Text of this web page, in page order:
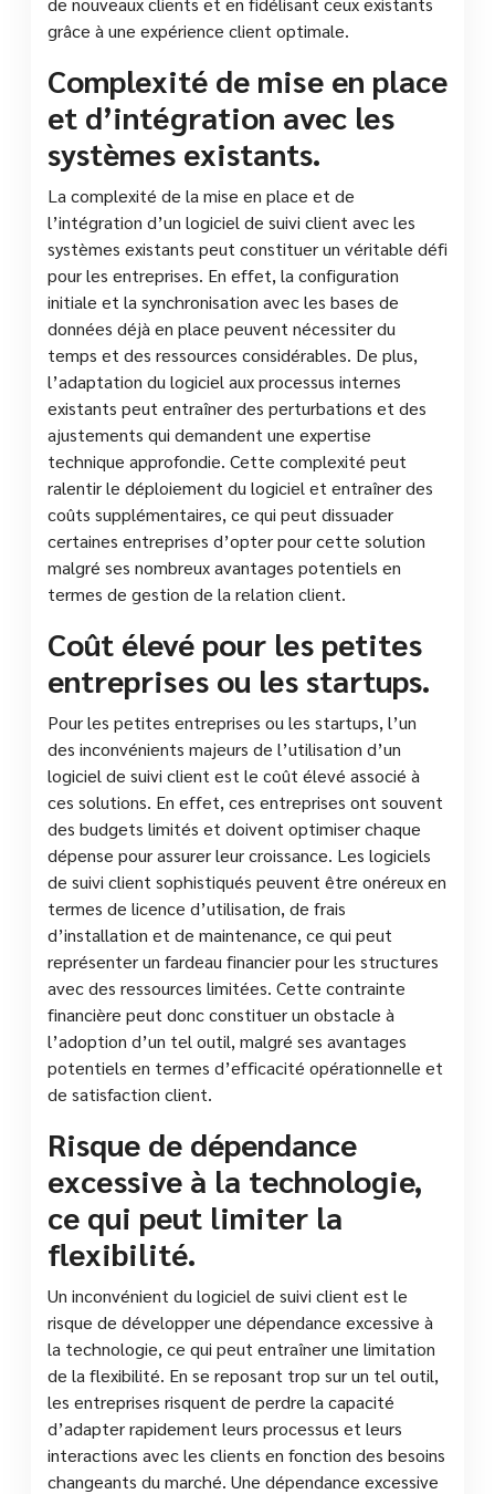
grâce à une expérience client optimale.
Complexité de mise en place
et d’intégration avec les
systèmes existants.
La complexité de la mise en place et de
l’intégration d’un logiciel de suivi client avec les
systèmes existants peut constituer un véritable défi
pour les entreprises. En effet, la configuration
initiale et la synchronisation avec les bases de
données déjà en place peuvent nécessiter du
temps et des ressources considérables. De plus,
l’adaptation du logiciel aux processus internes
existants peut entraîner des perturbations et des
ajustements qui demandent une expertise
technique approfondie. Cette complexité peut
ralentir le déploiement du logiciel et entraîner des
coûts supplémentaires, ce qui peut dissuader
certaines entreprises d’opter pour cette solution
malgré ses nombreux avantages potentiels en
termes de gestion de la relation client.
Coût élevé pour les petites
entreprises ou les startups.
Pour les petites entreprises ou les startups, l’un
des inconvénients majeurs de l’utilisation d’un
logiciel de suivi client est le coût élevé associé à
ces solutions. En effet, ces entreprises ont souvent
des budgets limités et doivent optimiser chaque
dépense pour assurer leur croissance. Les logiciels
de suivi client sophistiqués peuvent être onéreux en
termes de licence d’utilisation, de frais
d’installation et de maintenance, ce qui peut
représenter un fardeau financier pour les structures
avec des ressources limitées. Cette contrainte
financière peut donc constituer un obstacle à
l’adoption d’un tel outil, malgré ses avantages
potentiels en termes d’efficacité opérationnelle et
de satisfaction client.
Risque de dépendance
excessive à la technologie,
ce qui peut limiter la
flexibilité.
Un inconvénient du logiciel de suivi client est le
risque de développer une dépendance excessive à
la technologie, ce qui peut entraîner une limitation
de la flexibilité. En se reposant trop sur un tel outil,
les entreprises risquent de perdre la capacité
d’adapter rapidement leurs processus et leurs
interactions avec les clients en fonction des besoins
changeants du marché. Une dépendance excessive